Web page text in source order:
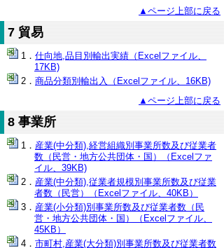
▲ページ上部に戻る
7 貿易
仕向地,品目別輸出実績（Excelファイル、
17KB)
商品分類別輸出入（Excelファイル、16KB)
▲ページ上部に戻る
8 事業所
産業(中分類),経営組織別事業所数及び従業者
数（民営・地方公共団体・国）（Excelファ
イル、39KB)
産業(中分類),従業者規模別事業所数及び従業
者数（民営）（Excelファイル、40KB）
産業(小分類)別事業所数及び従業者数（民
営・地方公共団体・国）（Excelファイル、
45KB）
市町村,産業(大分類)別事業所数及び従業者数